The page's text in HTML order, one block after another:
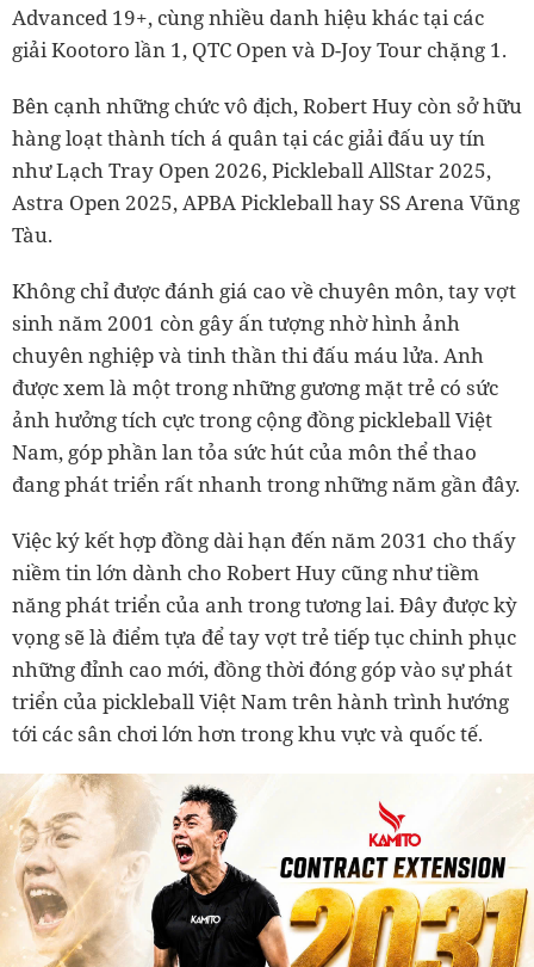
Advanced 19+, cùng nhiều danh hiệu khác tại các
giải Kootoro lần 1, QTC Open và D-Joy Tour chặng 1.
Bên cạnh những chức vô địch, Robert Huy còn sở hữu
hàng loạt thành tích á quân tại các giải đấu uy tín
như Lạch Tray Open 2026, Pickleball AllStar 2025,
Astra Open 2025, APBA Pickleball hay SS Arena Vũng
Tàu.
Không chỉ được đánh giá cao về chuyên môn, tay vợt
sinh năm 2001 còn gây ấn tượng nhờ hình ảnh
chuyên nghiệp và tinh thần thi đấu máu lửa. Anh
được xem là một trong những gương mặt trẻ có sức
ảnh hưởng tích cực trong cộng đồng pickleball Việt
Nam, góp phần lan tỏa sức hút của môn thể thao
đang phát triển rất nhanh trong những năm gần đây.
Việc ký kết hợp đồng dài hạn đến năm 2031 cho thấy
niềm tin lớn dành cho Robert Huy cũng như tiềm
năng phát triển của anh trong tương lai. Đây được kỳ
vọng sẽ là điểm tựa để tay vợt trẻ tiếp tục chinh phục
những đỉnh cao mới, đồng thời đóng góp vào sự phát
triển của pickleball Việt Nam trên hành trình hướng
tới các sân chơi lớn hơn trong khu vực và quốc tế.